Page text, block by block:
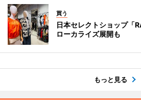
買う
日本セレクトショップ「
ローカライズ展開も
もっと見る